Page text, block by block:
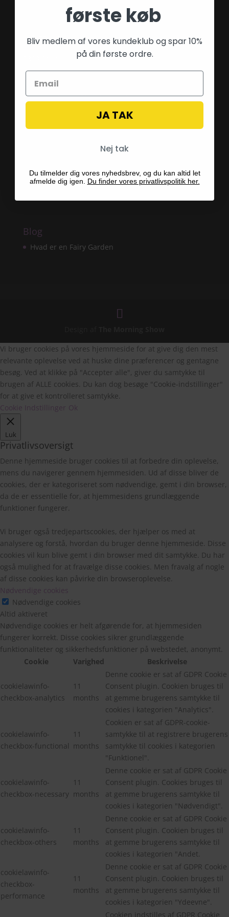
Kontaktinformation
Kpopland ApS
Forsvarsvej 9
Tlf: 28 40 59 53
E-mail:info@fairygardenstuff.dk
Betalingsmetoder
Blog
Hvad er en Fairy Garden
Vi bruger cookies på vores hjemmeside for at give dig den mest
relevante oplevelse ved at huske dine præferencer og gentagne
besøg. Ved at klikke på "Accepter alle", giver du samtykke til
brugen af ALLE cookies. Du kan dog besøge "Cookie-indstillinger"
for at give et kontrolleret samtykke.
Cookie Indstillinger Ok
Luk
Privatlivsoversigt
Denne hjemmeside bruger cookies til at forbedre din oplevelse,
mens du navigerer gennem hjemmesiden. Ud af disse bliver de
cookies, der er kategoriseret som nødvendige, gemt i din browser,
da de er essentielle for, at hjemmesidens grundlæggende
funktioner fungerer.
Vi bruger også tredjepartscookies, der hjælper os med at
analysere og forstå, hvordan du bruger denne hjemmeside. Disse
cookies vil kun blive gemt i din browser med dit samtykke. Du har
også mulighed for at fravælge disse cookies. Men fravalg af nogle
af disse cookies kan påvirke din browseroplevelse.
Nødvendige cookies
Nødvendige cookies
Altid aktiveret
Nødvendige cookies er helt afgørende for, at hjemmesiden
fungerer korrekt. Disse cookies sikrer grundlæggende
funktionaliteter og sikkerhedsfunktioner på webstedet, anonymt.
Cookie
Varighed Beskrivelse
cookielawinfo-
checkbox-analytics
11
months
Denne cookie er sat af GDPR Cookie
Consent plugin. Cookien bruges til
at gemme brugerens samtykke til
cookies i kategorien "Analytics".
cookielawinfo-
checkbox-functional
11
months
Cookien er sat af GDPR-cookie-
samtykke til at registrere brugerens
samtykke til cookies i kategorien
"Funktionel".
cookielawinfo-
checkbox-necessary
11
months
Denne cookie er sat af GDPR Cookie
Consent plugin. Cookies bruges til
at gemme brugerens samtykke til
cookies i kategorien "Nødvendigt".
cookielawinfo-
checkbox-others
11
months
Denne cookie er sat af GDPR Cookie
Consent plugin. Cookien bruges til
at gemme brugerens samtykke til
cookies i kategorien "Andet.
cookielawinfo-
checkbox-
performance
11
months
Denne cookie er sat af GDPR Cookie
Consent plugin. Cookien bruges til
at gemme brugerens samtykke til
cookies i kategorien "Ydeevne".
Cookien indstilles af GDPR Cookie
første køb
Bliv medlem af vores kundeklub og spar 10%
på din første ordre.
JA TAK
Nej tak
Du tilmelder dig vores nyhedsbrev, og du kan altid let
afmelde dig igen. Du finder vores privatlivspolitik her.